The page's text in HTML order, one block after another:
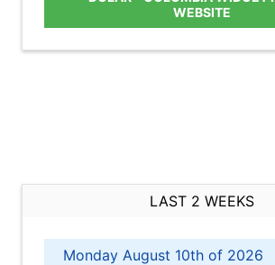
WEBSITE
LAST 2 WEEKS
Monday August 10th of 2026